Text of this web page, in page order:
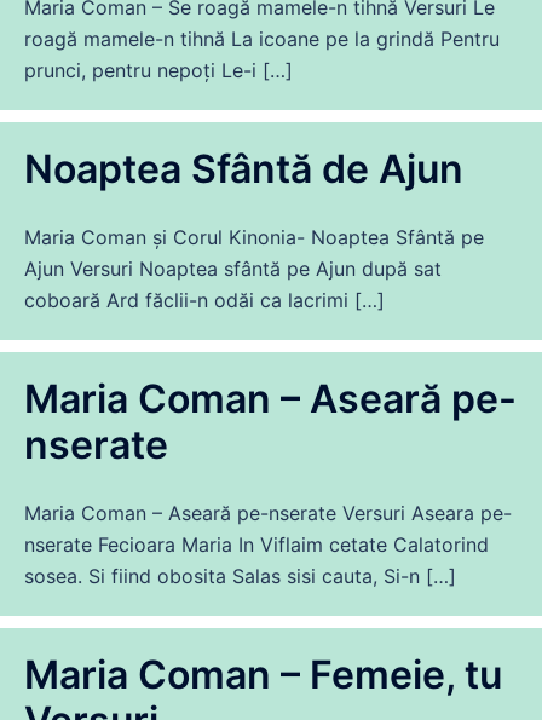
Maria Coman – Se roagă mamele-n tihnă Versuri Le
roagă mamele-n tihnă La icoane pe la grindă Pentru
prunci, pentru nepoți Le-i […]
Noaptea Sfântă de Ajun
Maria Coman și Corul Kinonia- Noaptea Sfântă pe
Ajun Versuri Noaptea sfântă pe Ajun după sat
coboară Ard făclii-n odăi ca lacrimi […]
Maria Coman – Aseară pe-
nserate
Maria Coman – Aseară pe-nserate Versuri Aseara pe-
nserate Fecioara Maria In Viflaim cetate Calatorind
sosea. Si fiind obosita Salas sisi cauta, Si-n […]
Maria Coman – Femeie, tu